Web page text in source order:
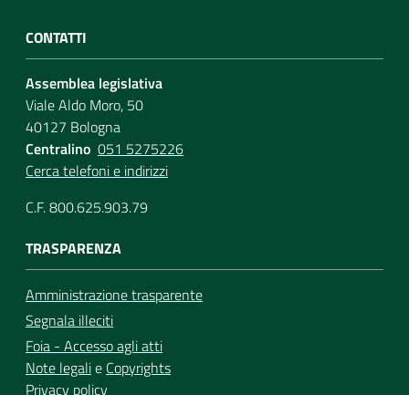
CONTATTI
Assemblea legislativa
Viale Aldo Moro, 50
40127 Bologna
Centralino 051 5275226
Cerca telefoni e indirizzi
C.F. 800.625.903.79
TRASPARENZA
Amministrazione trasparente
Segnala illeciti
Foia - Accesso agli atti
Note legalie Copyrights
Privacy policy